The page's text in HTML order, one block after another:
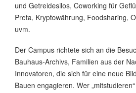
und Getreidesilos, Coworking für
Preta, Kryptowährung, Foodsharing,
uvm.
Der Campus richtete sich an die
Bauhaus-Archivs, Familien aus der
Innovatoren, die sich für eine neue
Bauen engagieren. Wer